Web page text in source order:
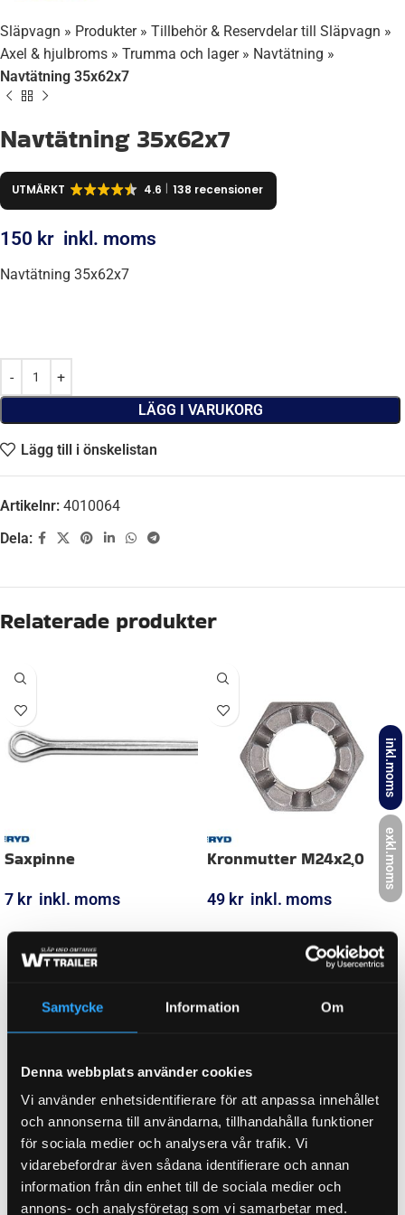
Samtycke Information Om
Denna webbplats använder cookies
Vi använder enhetsidentifierare för att anpassa innehållet
och annonserna till användarna, tillhandahålla funktioner
för sociala medier och analysera vår trafik. Vi
vidarebefordrar även sådana identifierare och annan
information från din enhet till de sociala medier och
annons- och analysföretag som vi samarbetar med.
inkl.moms
exkl.moms
Släpvagn » Produkter» Tillbehör & Reservdelar till Släpvagn »
Axel & hjulbroms » Trumma och lager» Navtätning »
Navtätning 35x62x7
Navtätning 35x62x7
UTMÄRKT 4.6 138 recensioner
150 kr inkl. moms
Navtätning 35x62x7
LÄGG I VARUKORG
Lägg till i önskelistan
Artikelnr: 4010064
Dela:
Beskrivning
ID
HJULBROMSDIMENSION 250×40
FABRIKAT BPW
DIAMETER, INNER
DIAMETER, YTTER